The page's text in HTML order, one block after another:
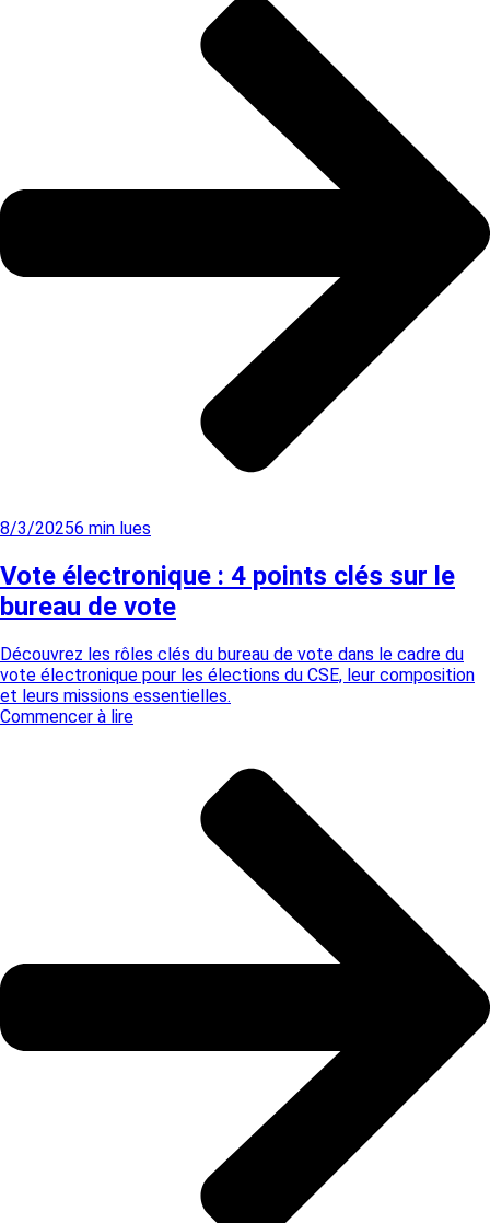
8/3/20256 min lues
Vote électronique : 4 points clés sur le
bureau de vote
Découvrez les rôles clés du bureau de vote dans le cadre du
vote électronique pour les élections du CSE, leur composition
et leurs missions essentielles.
Commencer à lire